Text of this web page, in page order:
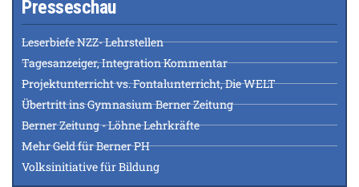
Presseschau
Leserbiefe NZZ- Lehrstellen
Tagesanzeiger, Integration Kommentar
Projektunterricht vs. Fontalunterricht, Die WELT
Übertritt ins Gymnasium Berner Zeitung
Berner Zeitung - Löhne Lehrkräfte
Mehr Geld für Berner PH
Volksinitiative für Bildung